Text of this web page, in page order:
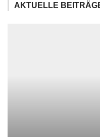
AKTUELLE